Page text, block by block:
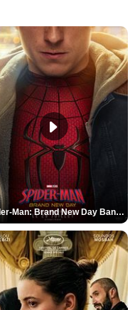
Spider-Man: Brand New Day Bande-annonce VO STFR